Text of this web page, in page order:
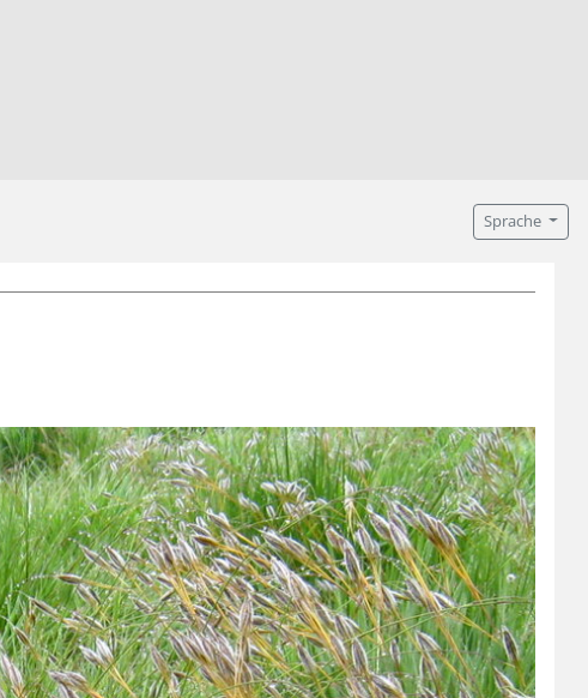
Sprache